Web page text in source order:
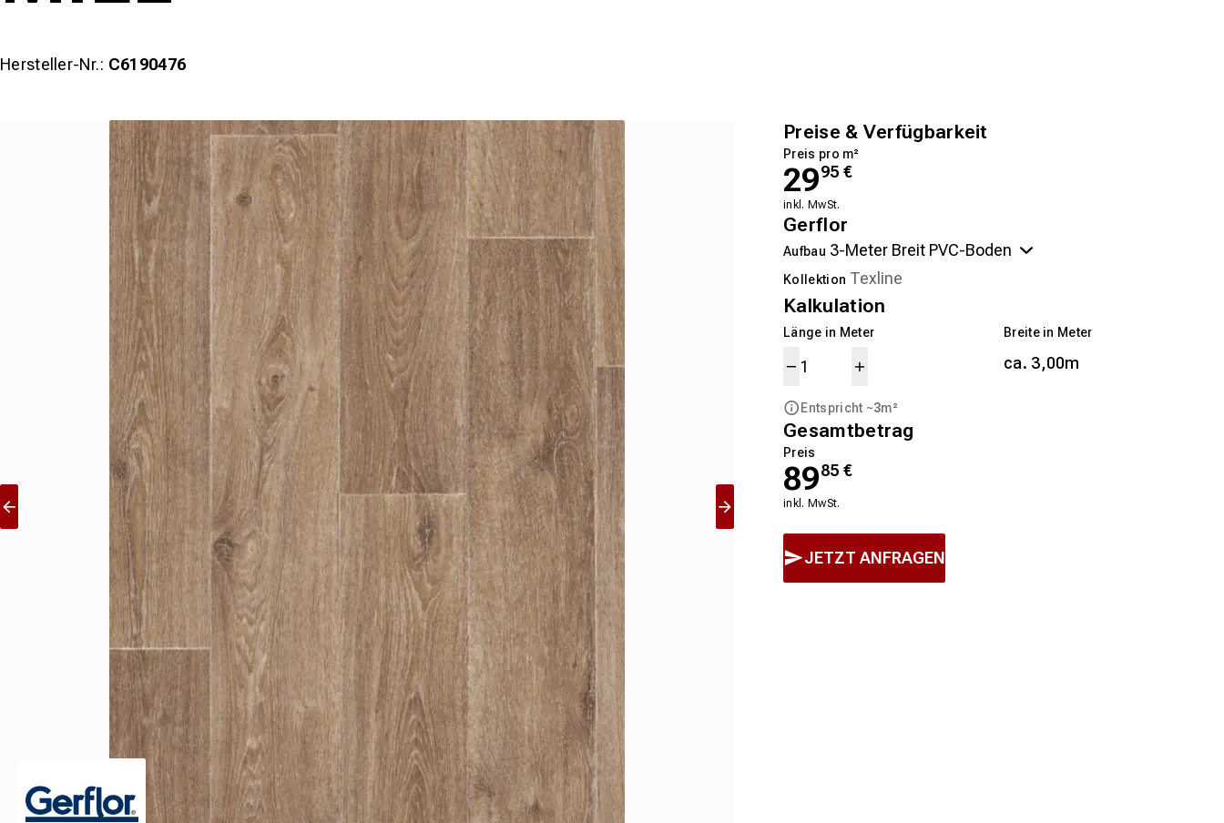
Hersteller-Nr.: C6190476
Preise & Verfügbarkeit
Preis pro m²
2995 €
inkl. MwSt.
Gerflor
Aufbau
Kollektion
Kalkulation
Länge in Meter
Entspricht ~3m²
Breite in Meter
ca. 3,00m
Gesamtbetrag
Preis
8985 €
inkl. MwSt.
JETZT ANFRAGEN